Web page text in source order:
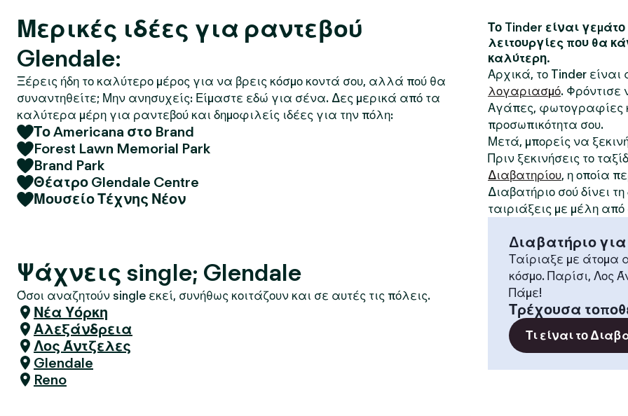
Μερικές ιδέες για ραντεβού
Glendale:
Ξέρεις ήδη το καλύτερο μέρος για να βρεις κόσμο κοντά σου, αλλά πού θα
συναντηθείτε; Μην ανησυχείς: Είμαστε εδώ για σένα. Δες μερικά από τα
καλύτερα μέρη για ραντεβού και δημοφιλείς ιδέες για την πόλη:
Το Americana στο Brand
Forest Lawn Memorial Park
Brand Park
Θέατρο Glendale Centre
Μουσείο Τέχνης Νέον
Ψάχνεις single; Glendale
Όσοι αναζητούν single εκεί, συνήθως κοιτάζουν και σε αυτές τις πόλεις.
Νέα Υόρκη
Αλεξάνδρεια
Λος Άντζελες
Glendale
Reno
Το Tinder είναι
λειτουργίες που θα
καλύτερη.
Αρχικά, το Tinder
λογαριασμό.
Αγάπες, φωτογραφίες
προσωπικότητα σου.
Μετά, μπορείς να
Πριν ξεκινήσεις το
Διαβατηρίου, η οποία
Διαβατήριο σού δίνει
ταιριάξεις με μέλη
Διαβατήριο
Ταίριαξε με άτομα
κόσμο. Παρίσι, Λος
Πάμε!
Τρέχουσα
Τι είναι το